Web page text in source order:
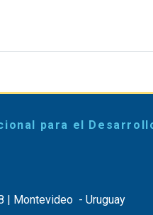
para el
| Montevideo - Uruguay